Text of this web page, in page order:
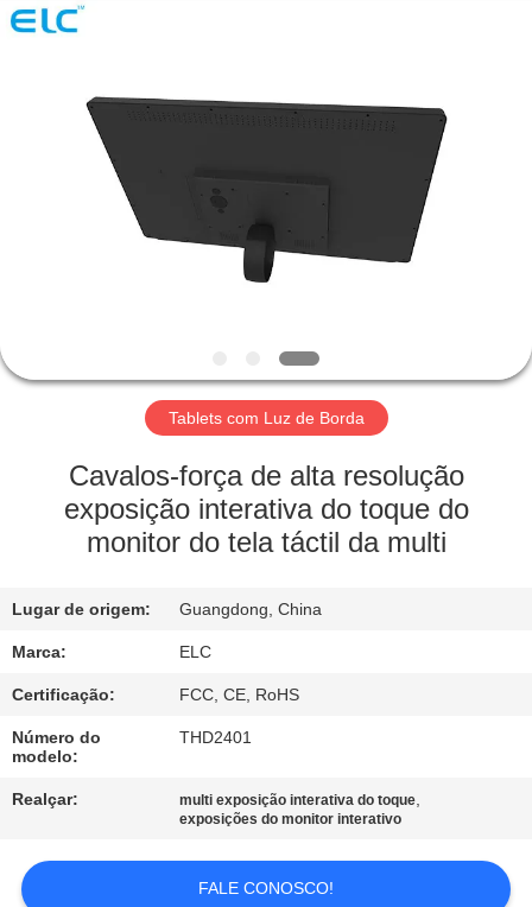
CASA
PRODUTOS
EXCURSÃO
FÁBRICA
CONTROLE
QUALIDADE
CONTACTE-
NOS
PEÇA
CITAÇÕES
Electron
Technology
Co.,
Tablets com Luz de Borda
Cavalos-força de alta resolução
exposição interativa do toque do
monitor do tela táctil da multi
Lugar de origem: Guangdong, China
Marca: ELC
Certificação: FCC, CE, RoHS
Número do
modelo:
THD2401
Realçar: multi exposição interativa do toque,
exposições do monitor interativo
FALE CONOSCO!